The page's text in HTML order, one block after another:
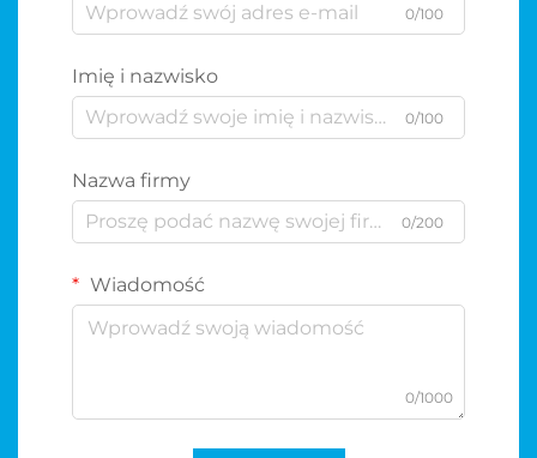
0/100
Imię i nazwisko
0/100
Nazwa firmy
0/200
Wiadomość
0/1000